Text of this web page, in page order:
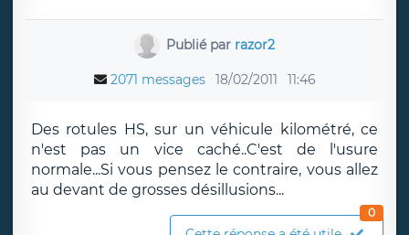
Publié par razor2
2071 messages 18/02/2011 11:46
Des rotules HS, sur un véhicule kilométré, ce
n'est pas un vice caché..C'est de l'usure
normale...Si vous pensez le contraire, vous allez
au devant de grosses désillusions...
0